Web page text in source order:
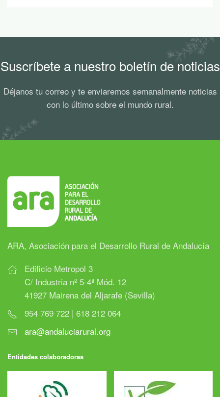
Suscríbete a nuestro boletín de noticias
Déjanos tu correo y te enviaremos semanalmente noticias
con lo último sobre el mundo rural.
ARA, Asociación para el Desarrollo Rural de Andalucía
Edificio Metropol 3
C/ Industria nº 5-4ª Mód. 12
41927 Mairena del Aljarafe (Sevilla)
954 769 722 | 618 212 064
ara@andaluciarural.org
Entidades colaboradoras